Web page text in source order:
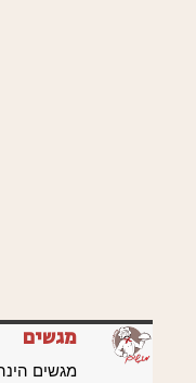
מגשים
מגשים